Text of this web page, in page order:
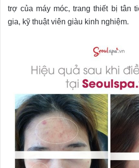
trợ của máy móc, trang thiết bị tân
gia, kỹ thuật viên giàu kinh nghiệm.